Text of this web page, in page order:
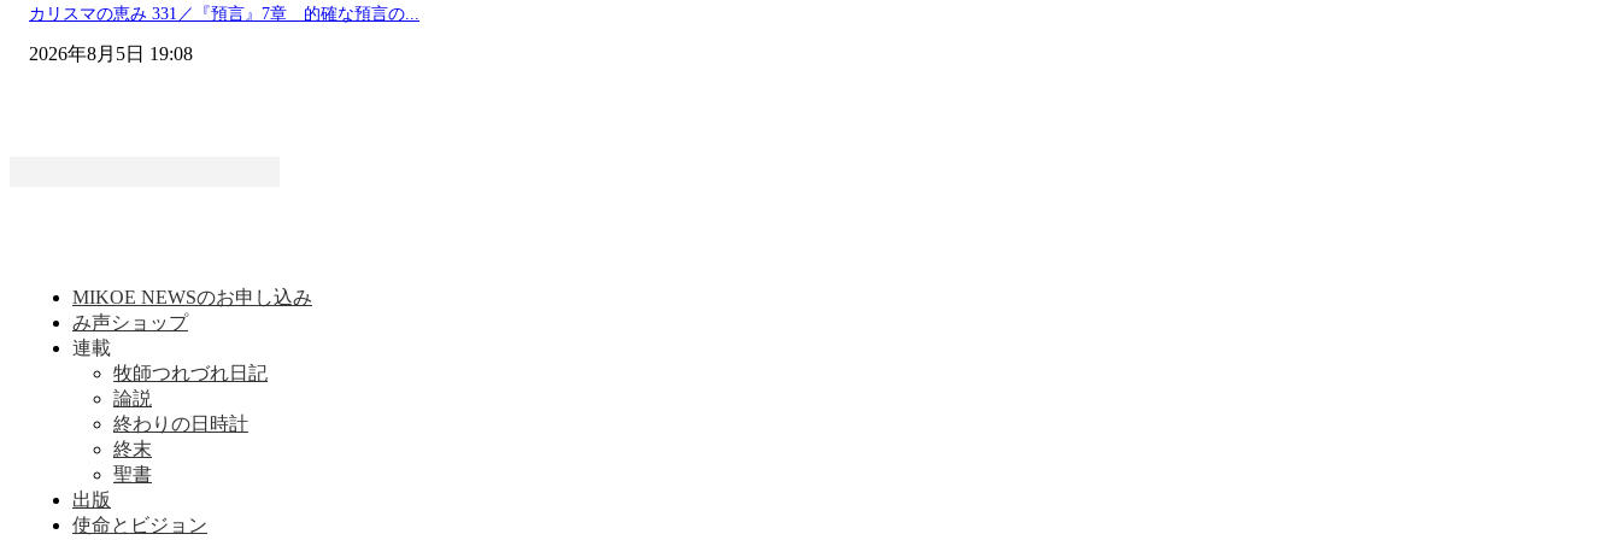
カリスマの恵み 331／『預言』7章 的確な預言の...
2026年8月5日 19:08
MIKOE NEWSのお申し込み
み声ショップ
連載
牧師つれづれ日記
論説
終わりの日時計
終末
聖書
出版
使命とビジョン